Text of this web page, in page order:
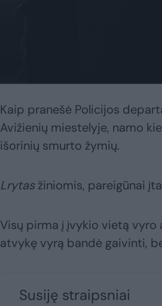
Kaip pranešė Policijos
Avižienių miestelyje, namo
išorinių smurto žymių.
Lrytasžiniomis, pareigūnai
Visų pirma į įvykio vietą
atvykę vyrą bandė gaivinti,
Susiję straipsniai